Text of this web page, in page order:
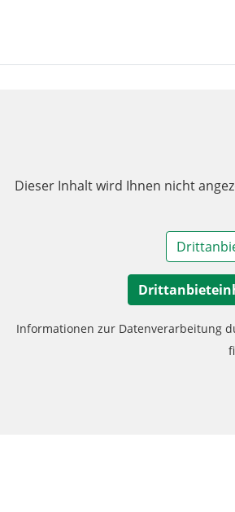
Dieser Inhalt wird Ihnen nicht
Informationen zur Datenverarbeitung